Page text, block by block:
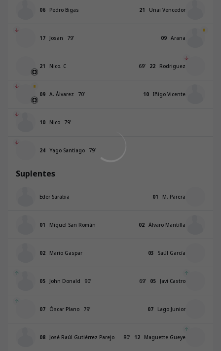
06 Pedro Bigas 21 Unai Vencedor
17 Josan 79’ 09 Arana
21 Nico. C 22 Rodriguez
69’
09 A. Álvarez 70’ 10 Iñigo Vicente
10 Nico 79’
24 Yago Santiago 79’
Suplentes
Eder Sarabia 01 M. Parera
01 Miguel San Román 02 Álvaro Mantilla
02 Mario Gaspar 03 Saúl García
05 John Donald 90’ 05 Javi Castro
69’
07 Óscar Plano 79’ 07 Lago Junior
08 José Raúl Gutiérrez Parejo 12 Maguette Gueye
80’